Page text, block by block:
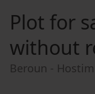
Plot for
without
Beroun -